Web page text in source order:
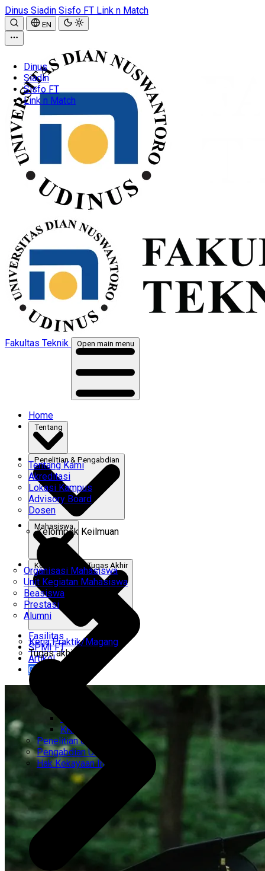
Dinus Siadin Sisfo FT Link n Match
EN
Dinus
Siadin
Sisfo FT
Link n Match
Fakultas Teknik Open main menu
Home
Tentang Kami
Akreditasi
Lokasi Kampus
Advisory Board
Dosen
Kelompok Keilmuan
CEMTI
KK Regresi
Penelitian Unggulan
Pengabdian Unggulan
Hak Kekayaan Intelektual
Mahasiswa
Organisasi Mahasiswa
Unit Kegiatan Mahasiswa
Beasiswa
Prestasi
Alumni
Kerja Praktik & Tugas Akhir
Kerja Praktik/Magang
Tugas akhir
Fasilitas
SPMI FT
Artikel
Gabung Kami